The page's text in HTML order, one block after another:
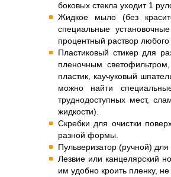
боковых стекла уходит 1
Жидкое мыло (без
специальные
процентный раствор
Пластиковый стикер для
пленочным
пластик, каучуковый
можно найти
труднодоступных мест,
жидкости).
Скребки для очистки
разной формы.
Пульверизатор (ручной)
Лезвие или канцелярский
им удобно кроить пленку,